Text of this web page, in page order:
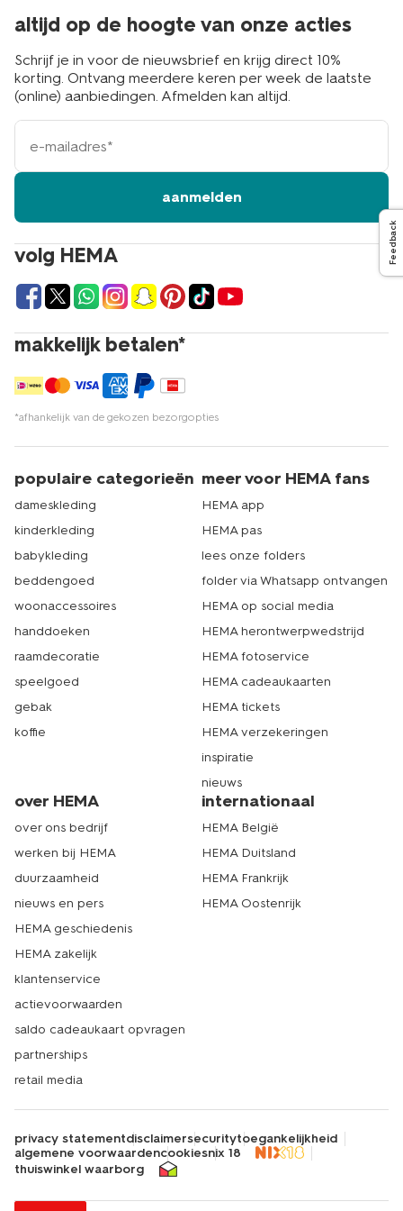
volg HEMA
makkelijk betalen*
*afhankelijk van de gekozen bezorgopties
altijd op de hoogte van onze acties
Schrijf je in voor de nieuwsbrief en krijg direct 10%
korting. Ontvang meerdere keren per week de laatste
(online) aanbiedingen. Afmelden kan altijd.
e-
mailadres
aanmelden
populaire categorieën
dameskleding
kinderkleding
babykleding
beddengoed
woonaccessoires
handdoeken
raamdecoratie
speelgoed
gebak
koffie
meer voor HEMA fans
HEMA app
HEMA pas
lees onze folders
folder via Whatsapp ontvangen
HEMA op social media
HEMA herontwerpwedstrijd
HEMA fotoservice
HEMA cadeaukaarten
HEMA tickets
HEMA verzekeringen
inspiratie
nieuws
over HEMA
over ons bedrijf
werken bij HEMA
duurzaamheid
nieuws en pers
HEMA geschiedenis
HEMA zakelijk
klantenservice
actievoorwaarden
saldo cadeaukaart opvragen
partnerships
retail media
internationaal
HEMA België
HEMA Duitsland
HEMA Frankrijk
HEMA Oostenrijk
privacy statementdisclaimersecuritytoegankelijkheid
algemene voorwaardencookiesnix 18
thuiswinkel waarborg
Feedback